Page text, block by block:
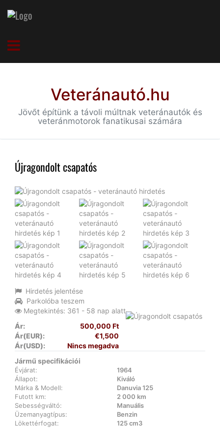
Veteránautó.hu
Jövőt építünk a távoli múltnak veteránautók és
veteránmotorok fanatikusai számára
Újragondolt csapatós
Hirdetés jelentése
Parkolóba teszem
Megtekintés: 361 - 58 nap alatt
Ár:
500,000 Ft
Ár(EUR):
€1,500
Ár(USD):
Nincs megadva
Jármű specifikációi
Évjárat:
1964
Állapot:
Kiváló
Márka & Modell:
Danuvia 125
Futott km:
2 000 km
Sebességváltó:
Manuális
Üzemanyagtípus:
Benzin
Lökettérfogat:
125 cm3